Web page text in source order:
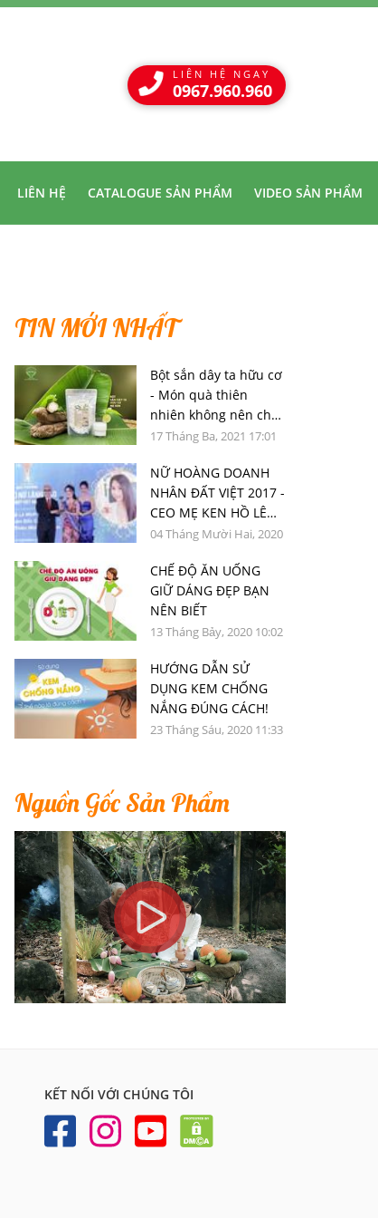
LIÊN HỆ NGAY
0967.960.960
LIÊN HỆ CATALOGUE SẢN PHẨM VIDEO SẢN PHẨM
TIN MỚI NHẤT
Bột sắn dây ta hữu cơ
- Món quà thiên
nhiên không nên chối
từ
17 Tháng Ba, 2021 17:01
NỮ HOÀNG DOANH
NHÂN ĐẤT VIỆT 2017 -
CEO MẸ KEN HỒ LÊ
MINH CHÂU XUẤT SẮC
TOP 50 NỮ LÃNH ĐẠO
DOANH NGHIỆP VIỆT
NAM TIÊU BIỂU 2020
04 Tháng Mười Hai, 2020
CHẾ ĐỘ ĂN UỐNG
GIỮ DÁNG ĐẸP BẠN
NÊN BIẾT
13 Tháng Bảy, 2020 10:02
HƯỚNG DẪN SỬ
DỤNG KEM CHỐNG
NẮNG ĐÚNG CÁCH!
23 Tháng Sáu, 2020 11:33
Nguồn Gốc Sản Phẩm
KẾT NỐI VỚI CHÚNG TÔI